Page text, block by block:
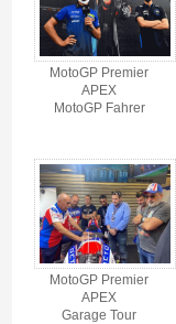
MotoGP Premier
APEX
MotoGP Fahrer
MotoGP Premier
APEX
Garage Tour